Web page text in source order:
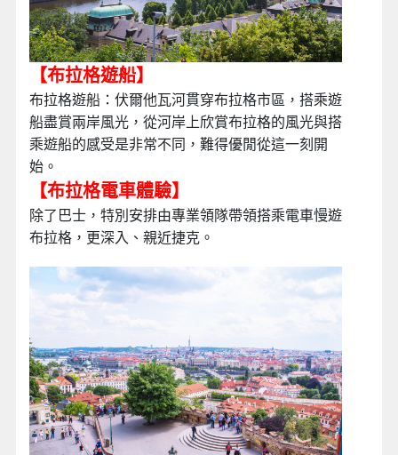
【布拉格遊船】
布拉格遊船：伏爾他瓦河貫穿布拉格市區，搭乘遊
船盡賞兩岸風光，從河岸上欣賞布拉格的風光與搭
乘遊船的感受是非常不同，難得優閒從這一刻開
始。
【布拉格電車體驗】
除了巴士，特別安排由專業領隊帶領搭乘電車慢遊
布拉格，更深入、親近捷克。